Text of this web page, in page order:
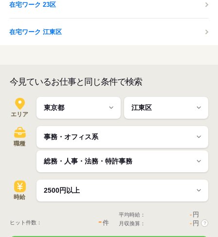
在宅ワーク 23区
在宅ワーク 江東区
今見ているお仕事と同じ条件で検索
エリア
職種
時給
ヒット件数： -件
平均時給： - 円
月収換算： - 円 ?